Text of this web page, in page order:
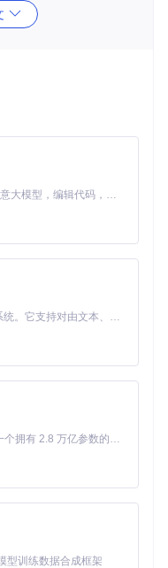
此时环境干扰较少。但
对比度不足的问题，导
件，无论是Vim、Neovi
主题。团队成员可以
体的色彩风格保持一
高亮的完美结合
理学原理。例如，使用
人以稳定、信任的感
串使用柔和的绿色，既
，能够更精确地识别代
，在JavaScript代码
Claude Code 的开源替代方案。连接任意大模型，编辑代码，运行命令，自动验证 — 全自动执行。用 Rust 构建，极致性能。 ｜ An open-source alternative to Claude Code. Connect any LLM, edit code, run commands, and verify changes — autonomously. Built in Rust for speed. Get Started
MiniMax H3 是一个通用的全模态生成系统。它支持对由文本、图像、视频和音频组成的多模态上下文进行统一理解，并能生成分辨率高达 2K、时长可达 15 秒的带原生立体声音频的视频。得益于面向任务泛化的系统设计，H3 在预训练阶段就已具备广泛的多模态上下文理解与生成能力，能够出色地执行复杂的多模态指令。
Kimi K3 是Kimi能力最强的模型：这是一个拥有 2.8 万亿参数的混合专家（MoE）模型，具备原生视觉理解能力，并支持 100 万 token 的上下文窗口。
型训练数据合成框架